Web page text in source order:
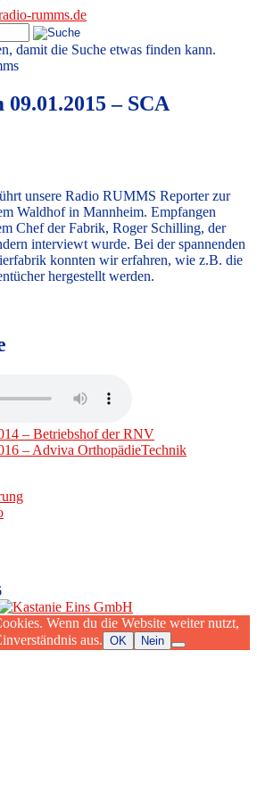
rumms.de
damit die Suche etwas finden kann.
Skip
content
mit und für kranke Kinder und
Mannheim.
– SCA
unsere Radio RUMMS Reporter zur
Waldhof in Mannheim. Empfangen
Chef der Fabrik, Roger Schilling, der
interviewt wurde. Bei der spannenden
konnten wir erfahren, wie z.B. die
hergestellt werden.
– Betriebshof der RNV
– Adviva OrthopädieTechnik
Wenn du die Website weiter nutzt,
aus. OK Nein